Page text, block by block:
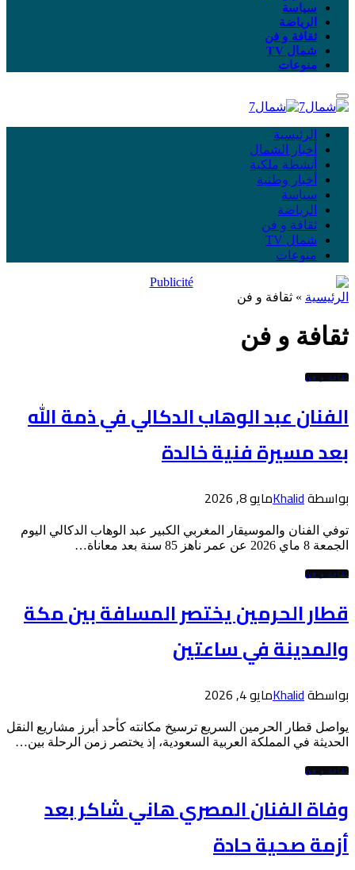
سياسة
الرياضة
ثقافة و فن
شمال TV
منوعات
الرئيسية
أخبار الشمال
أنشطة ملكية
أخبار وطنية
سياسة
الرياضة
ثقافة و فن
شمال TV
منوعات
الرئيسية » ثقافة و فن
ثقافة و فن
ثقافة و فن
الفنان عبد الوهاب الدكالي في ذمة الله
بعد مسيرة فنية خالدة
بواسطةKhalidمايو 8, 2026
توفي الفنان والموسيقار المغربي الكبير عبد الوهاب الدكالي اليوم
الجمعة 8 ماي 2026 عن عمر ناهز 85 سنة بعد معاناة…
ثقافة و فن
قطار الحرمين يختصر المسافة بين مكة
والمدينة في ساعتين
بواسطةKhalidمايو 4, 2026
يواصل قطار الحرمين السريع ترسيخ مكانته كأحد أبرز مشاريع النقل
الحديثة في المملكة العربية السعودية، إذ يختصر زمن الرحلة بين…
ثقافة و فن
وفاة الفنان المصري هاني شاكر بعد
أزمة صحية حادة